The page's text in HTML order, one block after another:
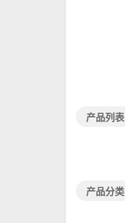
产品列表
产品分类